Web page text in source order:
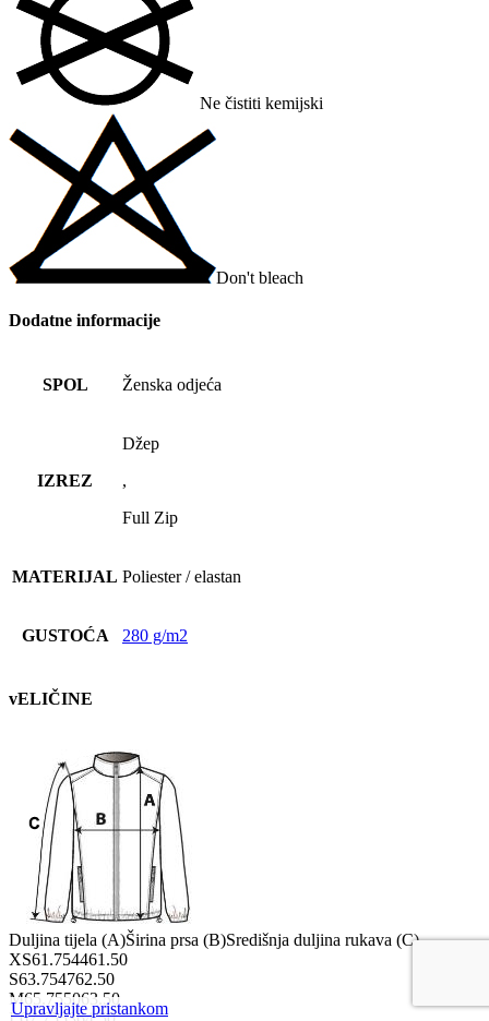
Ne čistiti kemijski
Don't bleach
Dodatne informacije
SPOL Ženska odjeća
IZREZ
Džep
,
Full Zip
MATERIJAL Poliester / elastan
GUSTOĆA 280 g/m2
vELIČINE
Duljina tijela (A)Širina prsa (B)Središnja duljina rukava (C)
XS61.754461.50
S63.754762.50
M65.755063.50
Upravljajte pristankom